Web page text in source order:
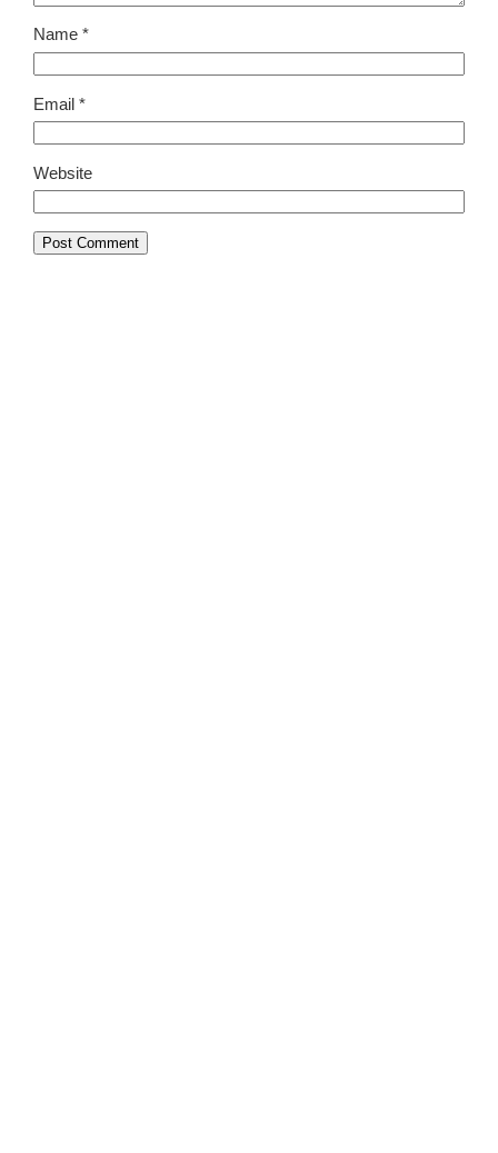
Name*
Email*
Website